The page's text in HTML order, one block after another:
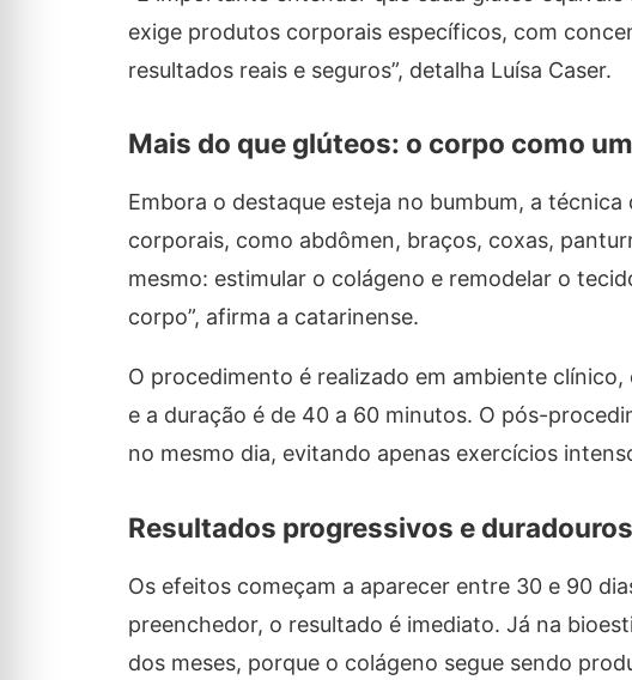
exige produtos corporais específicos, com
resultados reais e seguros”, detalha Luísa Caser.
Mais do que glúteos: o corpo como
Embora o destaque esteja no bumbum, a
corporais, como abdômen, braços, coxas,
mesmo: estimular o colágeno e remodelar o
corpo”, afirma a catarinense.
O procedimento é realizado em ambiente
e a duração é de 40 a 60 minutos. O pós-
no mesmo dia, evitando apenas exercícios
Resultados progressivos e duradouros
Os efeitos começam a aparecer entre 30 e 90
preenchedor, o resultado é imediato. Já na
dos meses, porque o colágeno segue sendo